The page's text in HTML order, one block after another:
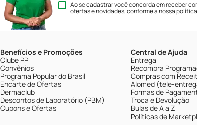
Ao se cadastrar você concorda em receber
ofertas e novidades, conforme a nossa
Benefícios e Promoções
Clube PP
Convênios
Programa Popular do Brasil
Encarte de Ofertas
Dermaclub
Descontos de Laboratório (PBM)
Cupons e Ofertas
Central de Ajuda
Entrega
Recompra
Compras com
Alomed (tele-
Formas de
Troca e Devolução
Bulas de A a Z
Políticas de